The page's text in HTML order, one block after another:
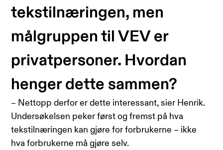
tekstilnæringen, men
målgruppen til VEV er
privatpersoner. Hvordan
henger dette sammen?
– Nettopp derfor er dette interessant, sier Henrik.
Undersøkelsen peker først og fremst på hva
tekstilnæringen kan gjøre for forbrukerne – ikke
hva forbrukerne må gjøre selv.